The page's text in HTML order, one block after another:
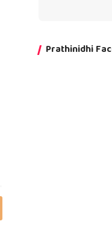
Prathinidhi